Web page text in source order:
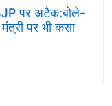
पर अटैक:बोले-
पर भी कसा